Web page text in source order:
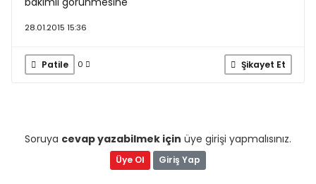
28.01.2015 15:36
Patile 0 Şikayet Et
Soruya cevap yazabilmek için üye girişi yapmalısınız.
Üye Ol Giriş Yap